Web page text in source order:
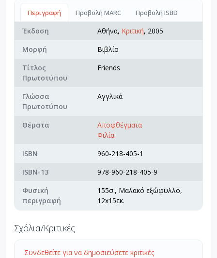
Περιγραφή Προβολή MARC Προβολή ISBD
Έκδοση Αθήνα, Κριτική, 2005
Μορφή
Βιβλίο
Τίτλος
Πρωτοτύπου
Friends
Γλώσσα
Πρωτοτύπου
Αγγλικά
Θέματα
Αποφθέγματα
Φιλία
ISBN
960-218-405-1
ISBN-13
978-960-218-405-9
Φυσική
περιγραφή
155σ., Μαλακό εξώφυλλο,
12x15εκ.
Σχόλια/Κριτικές
Συνδεθείτε για να δημοσιεύσετε κριτικές